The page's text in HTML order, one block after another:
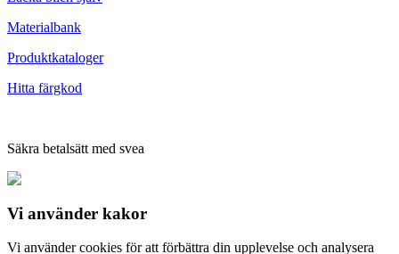
Materialbank
Produktkataloger
Hitta färgkod
Säkra betalsätt med svea
Vi använder kakor
Vi använder cookies för att förbättra din upplevelse och analysera